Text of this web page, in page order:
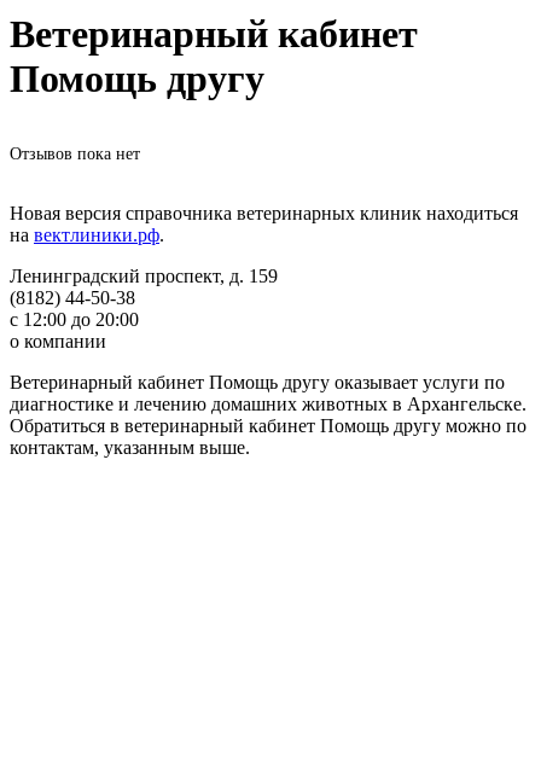
Ветеринарный кабинет
Помощь другу
Отзывов пока нет
Новая версия справочника ветеринарных клиник находиться
на вектлиники.рф.
Ленинградский проспект, д. 159
(8182) 44-50-38
с 12:00 до 20:00
о компании
Ветеринарный кабинет Помощь другу оказывает услуги по
диагностике и лечению домашних животных в Архангельске.
Обратиться в ветеринарный кабинет Помощь другу можно по
контактам, указанным выше.